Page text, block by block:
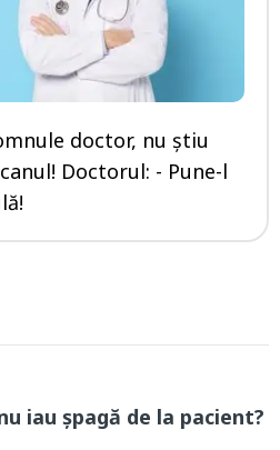
doctor, nu știu
Doctorul: - Pune-l
iau șpagă de la pacient?